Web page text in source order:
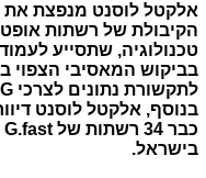
אלקטל לוסנט מנפצת את
הקיבולת של רשתות
טכנולוגיה, שתסייע לעמוד
בביקוש המאסיבי הצפוי
לתקשורת נתונים לצרכי
בנוסף, אלקטל לוסנט
כבר
G.fast
בישראל.